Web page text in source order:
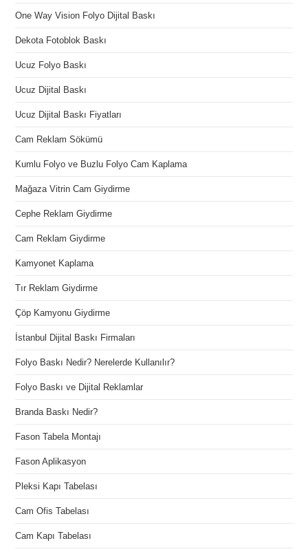
One Way Vision Folyo Dijital Baskı
Dekota Fotoblok Baskı
Ucuz Folyo Baskı
Ucuz Dijital Baskı
Ucuz Dijital Baskı Fiyatları
Cam Reklam Sökümü
Kumlu Folyo ve Buzlu Folyo Cam Kaplama
Mağaza Vitrin Cam Giydirme
Cephe Reklam Giydirme
Cam Reklam Giydirme
Kamyonet Kaplama
Tır Reklam Giydirme
Çöp Kamyonu Giydirme
İstanbul Dijital Baskı Firmaları
Folyo Baskı Nedir? Nerelerde Kullanılır?
Folyo Baskı ve Dijital Reklamlar
Branda Baskı Nedir?
Fason Tabela Montajı
Fason Aplikasyon
Pleksi Kapı Tabelası
Cam Ofis Tabelası
Cam Kapı Tabelası